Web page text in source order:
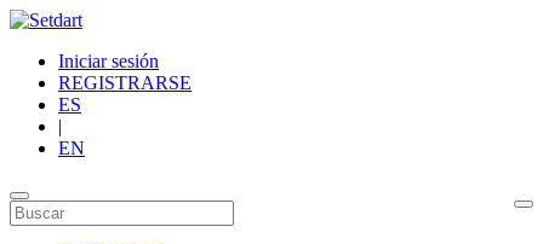
Iniciar sesión
REGISTRARSE
ES
|
EN